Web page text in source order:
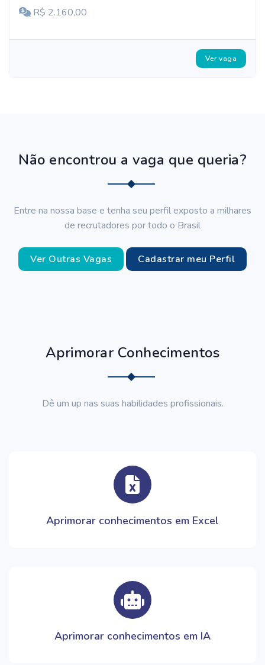
R$ 2.160,00
Ver vaga
Não encontrou a vaga que queria?
Entre na nossa base e tenha seu perfil exposto a milhares
de recrutadores por todo o Brasil
Ver Outras Vagas Cadastrar meu Perfil
Aprimorar Conhecimentos
Dê um up nas suas habilidades profissionais.
Aprimorar conhecimentos em Excel
Aprimorar conhecimentos em IA